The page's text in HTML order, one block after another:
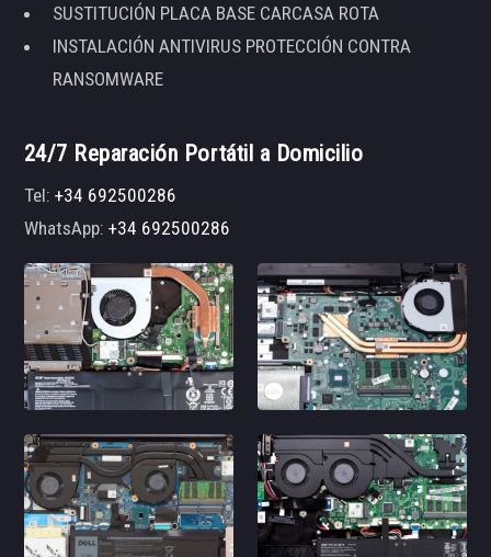
SUSTITUCIÓN PLACA BASE CARCASA ROTA
INSTALACIÓN ANTIVIRUS PROTECCIÓN CONTRA
RANSOMWARE
24/7 Reparación Portátil a Domicilio
Tel:+34 692500286
WhatsApp:+34 692500286